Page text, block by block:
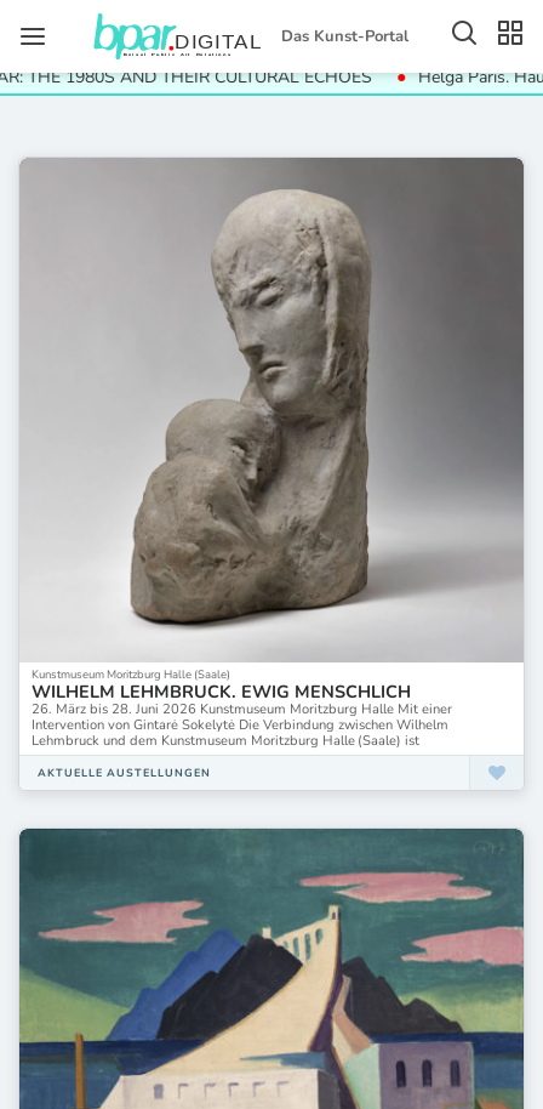
Das Kunst-Portal
THEIR CULTURAL ECHOES Helga Paris. Häuser und
Kunstmuseum Moritzburg Halle (Saale)
WILHELM LEHMBRUCK. EWIG MENSCHLICH
26. März bis 28. Juni 2026 Kunstmuseum Moritzburg Halle Mit einer
Intervention von Gintarė Sokelytė Die Verbindung zwischen Wilhelm
Lehmbruck und dem Kunstmuseum Moritzburg Halle (Saale) ist
AKTUELLE AUSTELLUNGEN